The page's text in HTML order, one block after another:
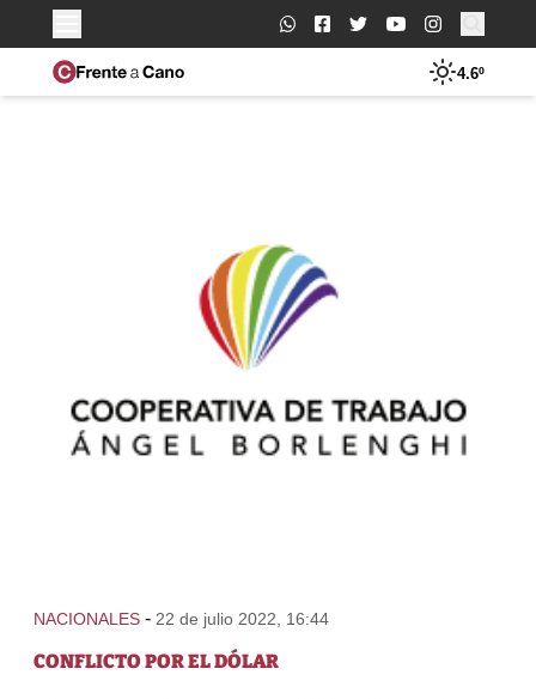
Buscar:
4.6º
NACIONALES - 22 de julio 2022, 16:44
CONFLICTO POR EL DÓLAR